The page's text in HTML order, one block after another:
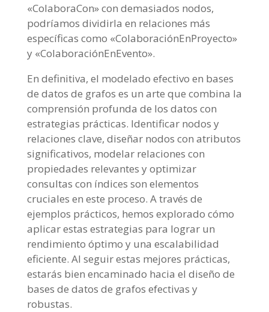
«ColaboraCon» con demasiados nodos,
podríamos dividirla en relaciones más
específicas como «ColaboraciónEnProyecto»
y «ColaboraciónEnEvento».
En definitiva, el modelado efectivo en bases
de datos de grafos es un arte que combina la
comprensión profunda de los datos con
estrategias prácticas. Identificar nodos y
relaciones clave, diseñar nodos con atributos
significativos, modelar relaciones con
propiedades relevantes y optimizar
consultas con índices son elementos
cruciales en este proceso. A través de
ejemplos prácticos, hemos explorado cómo
aplicar estas estrategias para lograr un
rendimiento óptimo y una escalabilidad
eficiente. Al seguir estas mejores prácticas,
estarás bien encaminado hacia el diseño de
bases de datos de grafos efectivas y
robustas.